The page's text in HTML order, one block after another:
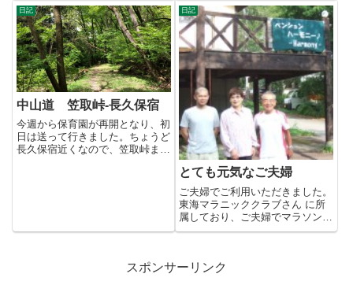
日記
中山道 笠取峠-長久保宿
今週から保育園が再開となり、初
日は送って行きました。ちょうど
長久保宿近くなので、笠取峠まで
日記
とても元気なご夫婦
ご夫婦でご利用いただきました。
東海マラニッククラブさん に所
属しており、ご夫婦でマラソンを
しているとのこと。旦那さん
スポンサーリンク